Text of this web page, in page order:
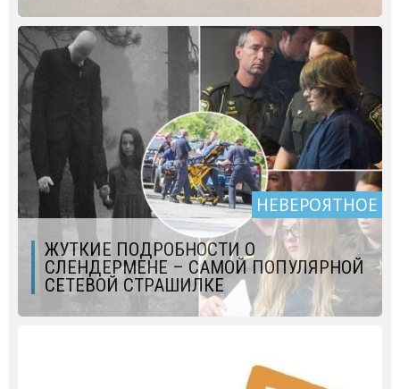
НЕВЕРОЯТНОЕ
ЖУТКИЕ ПОДРОБНОСТИ О
СЛЕНДЕРМЕНЕ – САМОЙ ПОПУЛЯРНОЙ
СЕТЕВОЙ СТРАШИЛКЕ